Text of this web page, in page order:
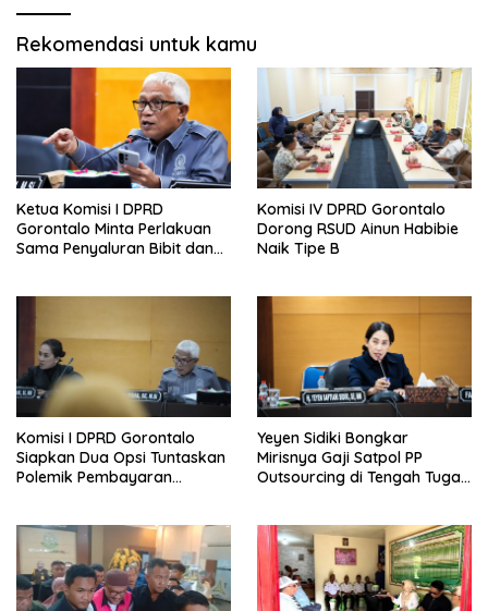
Rekomendasi untuk kamu
Ketua Komisi I DPRD
Gorontalo Minta Perlakuan
Sama Penyaluran Bibit dan
Komisi IV DPRD Gorontalo
Dorong RSUD Ainun Habibie
Naik Tipe B
Komisi I DPRD Gorontalo
Siapkan Dua Opsi Tuntaskan
Polemik Pembayaran
Yeyen Sidiki Bongkar
Mirisnya Gaji Satpol PP
Outsourcing di Tengah Tugas